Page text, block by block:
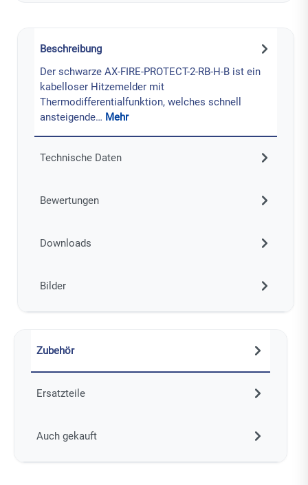
Beschreibung
Der schwarze AX-FIRE-PROTECT-2-RB-H-B ist ein
kabelloser Hitzemelder mit
Thermodifferentialfunktion, welches schnell
ansteigende… Mehr
Technische Daten
Bewertungen
Downloads
Bilder
Zubehör
Ersatzteile
Auch gekauft